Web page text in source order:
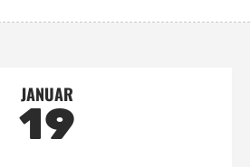
JANUAR
19